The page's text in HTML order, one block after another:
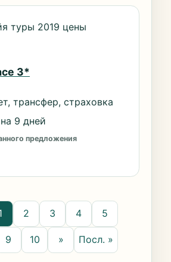
туры 2019 цены
3*
трансфер, страховка
9 дней
предложения
2 3 4 5
9 10 » Посл. »